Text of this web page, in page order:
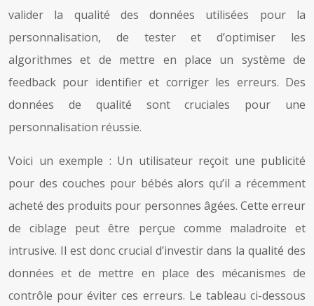
valider la qualité des données utilisées pour la
personnalisation, de tester et d’optimiser les
algorithmes et de mettre en place un système de
feedback pour identifier et corriger les erreurs. Des
données de qualité sont cruciales pour une
personnalisation réussie.
Voici un exemple : Un utilisateur reçoit une publicité
pour des couches pour bébés alors qu’il a récemment
acheté des produits pour personnes âgées. Cette erreur
de ciblage peut être perçue comme maladroite et
intrusive. Il est donc crucial d’investir dans la qualité des
données et de mettre en place des mécanismes de
contrôle pour éviter ces erreurs. Le tableau ci-dessous